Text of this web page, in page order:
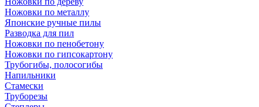
Ножовки по металлу
Японские ручные пилы
Разводка для пил
Ножовки по пенобетону
Ножовки по гипсокартону
Трубогибы, полосогибы
Напильники
Стамески
Труборезы